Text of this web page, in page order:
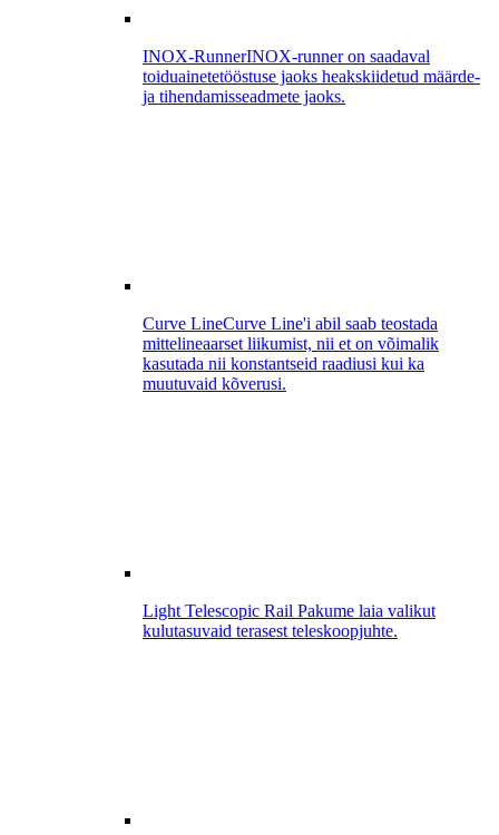
INOX-RunnerINOX-runner on saadaval
toiduainetetööstuse jaoks heakskiidetud määrde-
ja tihendamisseadmete jaoks.
Curve LineCurve Line'i abil saab teostada
mittelineaarset liikumist, nii et on võimalik
kasutada nii konstantseid raadiusi kui ka
muutuvaid kõverusi.
Light Telescopic Rail Pakume laia valikut
kulutasuvaid terasest teleskoopjuhte.